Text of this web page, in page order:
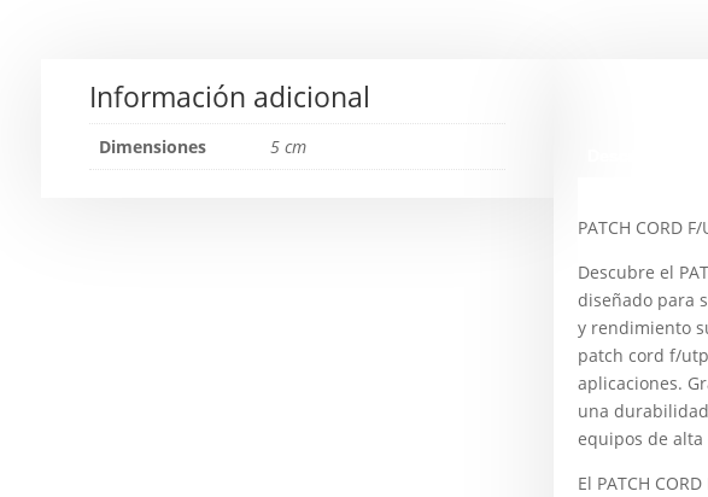
Información adicional
Dimensiones 5 cm
PATCH CORD
Descubre el
diseñado para
y rendimiento
patch cord f/
aplicaciones.
una
equipos de alta
El PATCH